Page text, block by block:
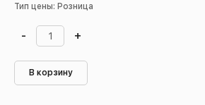
Тип цены: Розница
- +
В корзину